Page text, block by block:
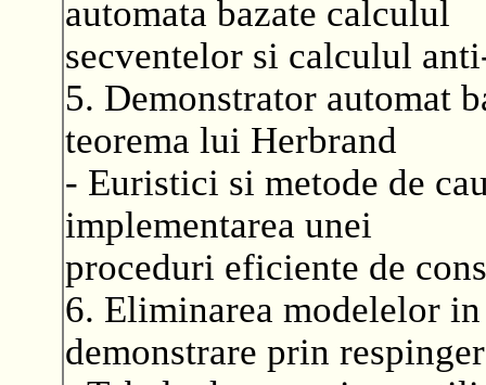
automata bazate calculul
secventelor si calculul
5. Demonstrator automat
teorema lui Herbrand
- Euristici si metode de
implementarea unei
proceduri eficiente de
6. Eliminarea modelelor
demonstrare prin